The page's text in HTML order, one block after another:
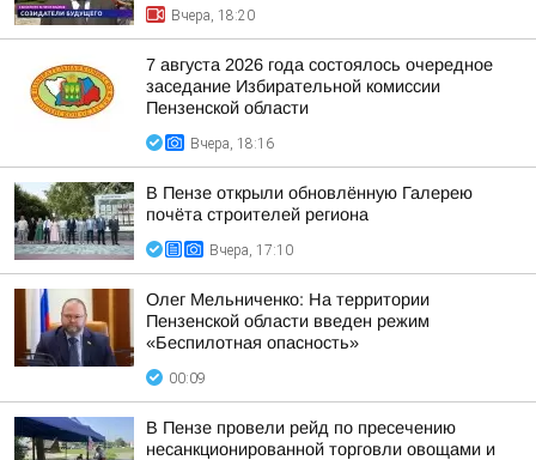
Вчера, 18:20
7 августа 2026 года состоялось очередное
заседание Избирательной комиссии
Пензенской области
Вчера, 18:16
В Пензе открыли обновлённую Галерею
почёта строителей региона
Вчера, 17:10
Олег Мельниченко: На территории
Пензенской области введен режим
«Беспилотная опасность»
00:09
В Пензе провели рейд по пресечению
несанкционированной торговли овощами и